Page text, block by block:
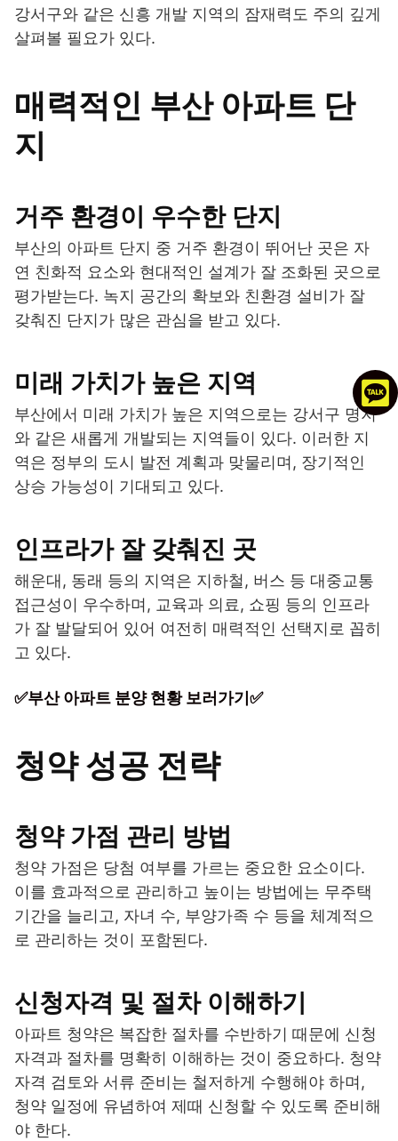
강서구와 같은 신흥 개발 지역의 잠재력도 주의 깊게
살펴볼 필요가 있다.
매력적인 부산 아파트 단
지
거주 환경이 우수한 단지
부산의 아파트 단지 중 거주 환경이 뛰어난 곳은 자
연 친화적 요소와 현대적인 설계가 잘 조화된 곳으로
평가받는다. 녹지 공간의 확보와 친환경 설비가 잘
갖춰진 단지가 많은 관심을 받고 있다.
미래 가치가 높은 지역
부산에서 미래 가치가 높은 지역으로는 강서구 명지
와 같은 새롭게 개발되는 지역들이 있다. 이러한 지
역은 정부의 도시 발전 계획과 맞물리며, 장기적인
상승 가능성이 기대되고 있다.
인프라가 잘 갖춰진 곳
해운대, 동래 등의 지역은 지하철, 버스 등 대중교통
접근성이 우수하며, 교육과 의료, 쇼핑 등의 인프라
가 잘 발달되어 있어 여전히 매력적인 선택지로 꼽히
고 있다.
✅부산 아파트 분양 현황 보러가기✅
청약 성공 전략
청약 가점 관리 방법
청약 가점은 당첨 여부를 가르는 중요한 요소이다.
이를 효과적으로 관리하고 높이는 방법에는 무주택
기간을 늘리고, 자녀 수, 부양가족 수 등을 체계적으
로 관리하는 것이 포함된다.
신청자격 및 절차 이해하기
아파트 청약은 복잡한 절차를 수반하기 때문에 신청
자격과 절차를 명확히 이해하는 것이 중요하다. 청약
자격 검토와 서류 준비는 철저하게 수행해야 하며,
청약 일정에 유념하여 제때 신청할 수 있도록 준비해
야 한다.